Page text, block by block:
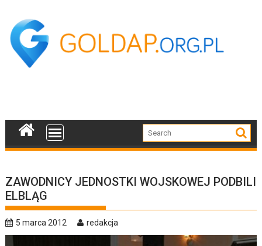
content
ZAWODNICY JEDNOSTKI WOJSKOWEJ PODBILI
ELBLĄG
5 marca 2012 redakcja